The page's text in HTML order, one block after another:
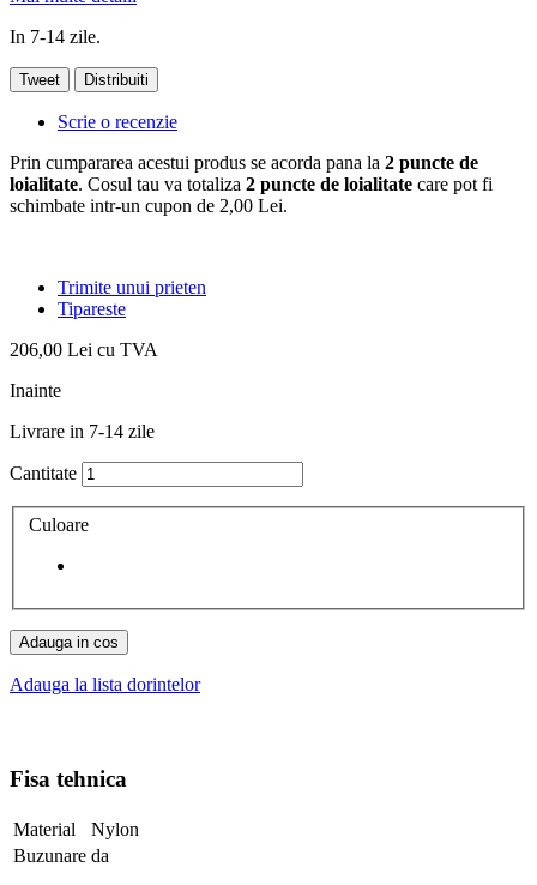
In 7-14 zile.
Tweet Distribuiti
Scrie o recenzie
Prin cumpararea acestui produs se acorda pana la 2 puncte de
loialitate. Cosul tau va totaliza 2 puncte de loialitate care pot fi
schimbate intr-un cupon de 2,00 Lei.
Trimite unui prieten
Tipareste
206,00 Lei cu TVA
Inainte
Livrare in 7-14 zile
Cantitate
Culoare
Adauga in cos
Adauga la lista dorintelor
Fisa tehnica
Material
Nylon
Buzunare da